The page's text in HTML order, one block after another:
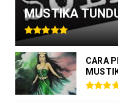
MUSTIKA
CARA